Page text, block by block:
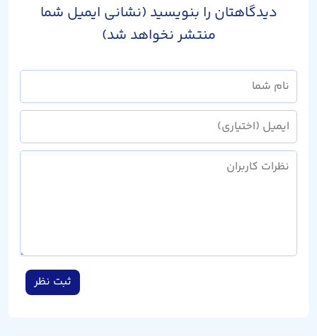
دیدگاهتان را بنویسید (نشانی ایمیل شما
منتشر نخواهد شد)
ثبت نظر